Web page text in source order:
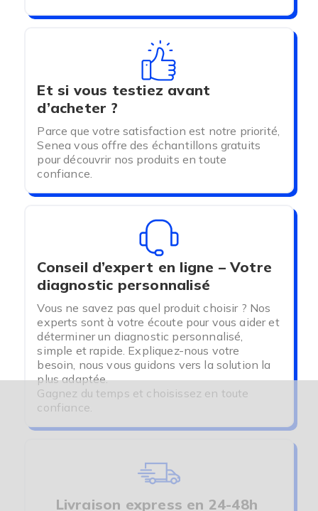
Et si vous testiez avant
d’acheter ?
Parce que votre satisfaction est notre priorité,
Senea vous offre des échantillons gratuits
pour découvrir nos produits en toute
confiance.
Conseil d’expert en ligne – Votre
diagnostic personnalisé
Vous ne savez pas quel produit choisir ? Nos
experts sont à votre écoute pour vous aider et
déterminer un diagnostic personnalisé,
simple et rapide. Expliquez-nous votre
besoin, nous vous guidons vers la solution la
plus adaptée.
Gagnez du temps et choisissez en toute
confiance.
Livraison express en 24-48h